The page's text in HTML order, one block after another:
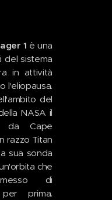
1 è una
del sistema
in attività
l'eliopausa.
del
NASA il
da Cape
razzo Titan
sua sonda
che
di
prima.